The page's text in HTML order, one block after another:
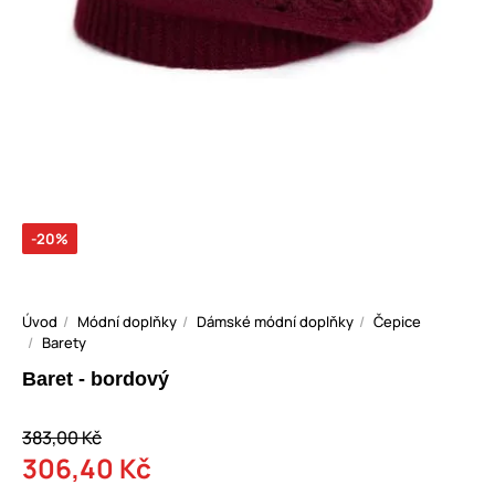
-20%
Úvod Módní doplňky Dámské módní doplňky
Čepice
Barety
Baret - bordový
383,00 Kč
306,40 Kč